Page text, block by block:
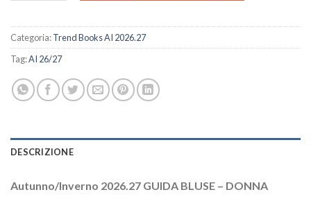
Categoria:Trend Books AI 2026.27
Tag:AI 26/27
DESCRIZIONE
Autunno/Inverno 2026.27 GUIDA BLUSE – DONNA